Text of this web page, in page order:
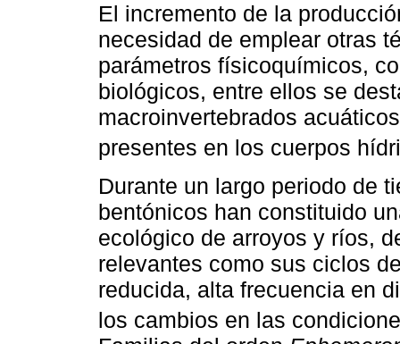
El incremento de la
necesidad de emplear otras
parámetros físicoquímicos,
biológicos, entre ellos se
macroinvertebrados
presentes en los cuerpos
Durante un largo periodo de
bentónicos han constituido
ecológico de arroyos y ríos,
relevantes como sus ciclos
reducida, alta frecuencia en
los cambios en las